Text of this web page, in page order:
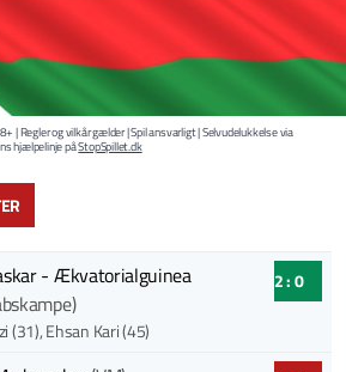
| Regler og vilkår gælder | Spil ansvarligt | Selvudelukkelse via
hjælpelinje påStopSpillet.dk
- Ækvatorialguinea
(31), Ehsan Kari (45)
2 : 0